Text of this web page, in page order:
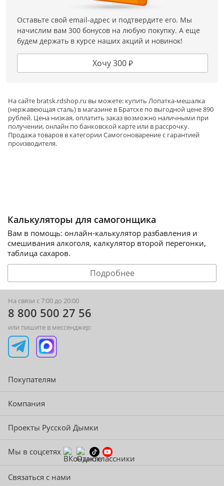
Оставьте свой email-адрес и подтвердите его. Мы
начислим вам 300 бонусов на любую покупку. А еще
будем держать в курсе наших акций и новинок!
Хочу 300 ₽
На сайте bratsk.rdshop.ru вы можете: купить Лопатка-мешалка
(нержавеющая сталь) в магазине в Братске по выгодной цене 890
рублей. Цена низкая, оплатить заказ возможно наличными при
получении, онлайн по банковской карте или в рассрочку.
Продажа товаров в категорииСамогоноварениес гарантией
производителя.
Калькуляторы для самогонщика
Вам в помощь: онлайн-калькулятор разбавления и
смешивания алкоголя, калкулятор второй перегонки,
таблица сахаров.
Подробнее
На связи с 7:00 до 20:00
8 800 500 27 56
или пишите в мессенджер:
Покупателям
Компания
Проекты Русской Дымки
Мы в соцсетях
Связаться с нами